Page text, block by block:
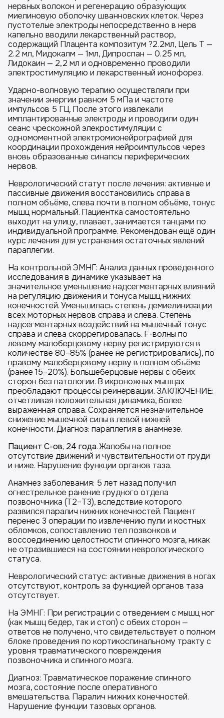
нервных волокон и регенерацию образующих
миелиновую оболочку шванновских клеток. Через
пустотелые электроды непосредственно в нерв
капельно вводили лекарственный раствор,
содержащий Плацента композитум ?2.2мл, Цель Т —
2.2 мл, Мидокалм — 1мл, Дипроспан — 0.25 мл,
Лидокаин — 2,2 мл и одновременно проводили
электростимуляцию и лекарственный ионофорез.
Ударно-волновую терапию осуществляли при
значении энергии равном 5 мПа и частоте
импульсов 5 ГЦ. После этого извлекали
имплантированные электроды и проводили один
сеанс чрескожной элекростимуляции с
одномоментной электромионейрографией для
координации прохождения нейроимпульсов через
вновь образованные синапсы периферических
нервов.
Неврологический статут после лечения: активные и
пассивные движения восстановились справа в
полном объёме, слева почти в полном объёме, тонус
мышц нормальный. Пациентка самостоятельно
выходит на улицу, плавает, занимается танцами по
индивидуальной программе. Рекомендован ещё один
курс лечения для устранения остаточных явлений
параплегии.
На контрольной ЭМНГ: Анализ данных проведенного
исследования в динамике указывает на
значительное уменьшение надсегментарных влияний
на регуляцию движения и тонуса мышц нижних
конечностей. Уменьшилась степень демиелинизации
всех моторных нервов справа и слева. Степень
надсегментарных воздействий на мышечный тонус
справа и слева скоррегировалась. F-волны по
левому малоберцовому нерву регистрируются в
количестве 80–85% (ранее не регистрировались), по
правому малоберцовому нерву в полном объёме
(ранее 15–20%). Большеберцовые нервы с обеих
сторон без патологии. В икроножных мышцах
преобладают процессы реинервации. ЗАКЛЮЧЕНИЕ:
отчетливая положительная динамика, более
выраженная справа. Сохраняется незначительное
снижение мышечной силы в левой нижней
конечности. Диагноз: параплегия в анамнезе.
Пациент С-ов, 24 года. Жалобы на полное
отсутствие движений и чувствительности от груди
и ниже. Нарушение функции органов таза.
Анамнез заболевания: 5 лет назад получил
огнестрельное ранение грудного отдела
позвоночника (Т2–Т3), вследствие которого
развился паралич нижних конечностей. Пациент
перенес 3 операции по извлечению пули и костных
обломков, сопоставлению тел позвонков и
воссоединению целостности спинного мозга, никак
не отразившиеся на состоянии неврологического
статуса.
Неврологический статус: активные движения в ногах
отсутствуют, контроль за функцией органов таза
отсутствует.
На ЭМНГ: При регистрации с отведением с мышц ног
(как мышц бедер, так и стоп) с обеих сторон —
ответов не получено, что свидетельствует о полном
блоке проведения по кортикоспинальному тракту с
уровня травматического повреждения
позвоночника и спинного мозга.
Диагноз: Травматическое поражение спинного
мозга, состояние после оперативного
вмешательства. Паралич нижних конечностей.
Нарушение функции тазовых органов.